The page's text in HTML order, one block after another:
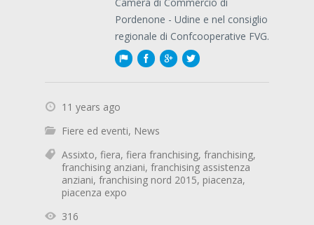
Pordenone - Udine e nel consiglio
regionale di Confcooperative FVG.
11 years ago
Fiere ed eventi, News
Assixto, fiera, fiera franchising, franchising,
franchising anziani, franchising assistenza
anziani, franchising nord 2015, piacenza,
piacenza expo
316